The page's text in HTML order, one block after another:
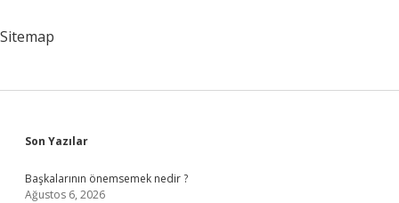
Sitemap
Sidebar
Son Yazılar
Başkalarının önemsemek nedir ?
Ağustos 6, 2026